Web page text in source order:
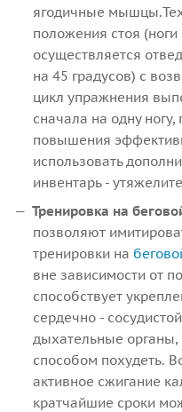
ягодичные
положения стоя
осуществляется
на 45 градусов) с
цикл упражнения
сначала на одну
повышения
использовать
инвентарь -
Тренировка на
позволяют
тренировки на
вне зависимости от
способствует
сердечно -
дыхательные
способом похудеть.
активное сжигание
кратчайшие сроки